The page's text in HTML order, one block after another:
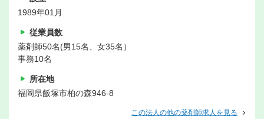
1989年01月
従業員数
薬剤師50名(男15名、女35名）
事務10名
所在地
福岡県飯塚市柏の森946-8
この法人の他の薬剤師求人を見る